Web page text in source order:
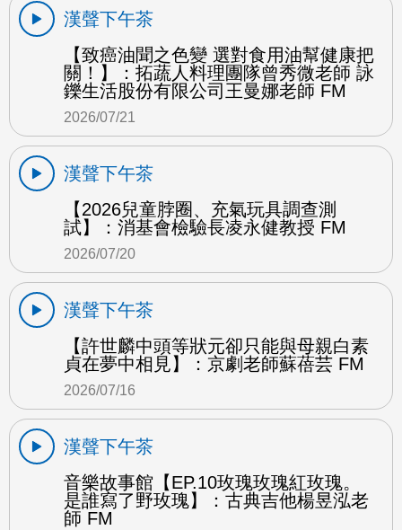
漢聲下午茶
【致癌油聞之色變 選對食用油幫健康把
關！】：拓蔬人料理團隊曾秀微老師 詠
鑠生活股份有限公司王曼娜老師 FM
2026/07/21
漢聲下午茶
【2026兒童脖圈、充氣玩具調查測
試】：消基會檢驗長凌永健教授 FM
2026/07/20
漢聲下午茶
【許世麟中頭等狀元卻只能與母親白素
貞在夢中相見】：京劇老師蘇蓓芸 FM
2026/07/16
漢聲下午茶
音樂故事館【EP.10玫瑰玫瑰紅玫瑰。
是誰寫了野玫瑰】：古典吉他楊昱泓老
師 FM